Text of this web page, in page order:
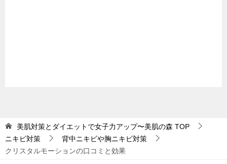
美肌対策とダイエットで女子力アップ〜美肌の森 TOP
ニキビ対策
背中ニキビや胸ニキビ対策
クリスタルモーションの口コミと効果